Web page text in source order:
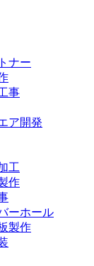
ナー
事
ア開発
工
作
ーホール
製作